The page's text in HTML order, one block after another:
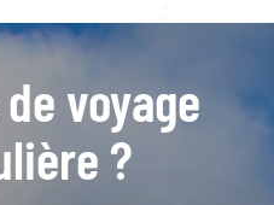
voyage
?